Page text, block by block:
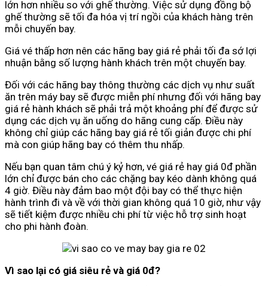
lớn hơn nhiều so với ghế thường. Việc sử dụng đồng bộ
ghế thường sẽ tối đa hóa vị trí ngồi của khách hàng trên
mỗi chuyến bay.
Giá vé thấp hơn nên các hãng bay giá rẻ phải tối đa sớ lợi
nhuận bằng số lượng hành khách trên một chuyến bay.
Đối với các hãng bay thông thường các dịch vụ như suất
ăn trên máy bay sẽ được miễn phí nhưng đối với hãng bay
giá rẻ hành khách sẽ phải trả một khoảng phí để được sử
dụng các dịch vụ ăn uống do hãng cung cấp. Điều này
không chỉ giúp các hãng bay giá rẻ tối giản được chi phí
mà con giúp hãng bay có thêm thu nhấp.
Nếu bạn quan tâm chú ý kỷ hơn, vé giá rẻ hay giá 0đ phần
lớn chỉ được bán cho các chặng bay kéo dành không quá
4 giờ. Điều này đảm bao một đội bay có thể thực hiện
hành trình đi và về với thời gian không quá 10 giờ, như vậy
sẽ tiết kiệm được nhiều chi phí từ việc hỗ trợ sinh hoạt
cho phi hành đoàn.
Vì sao lại có giá siêu rẻ và giá 0đ?